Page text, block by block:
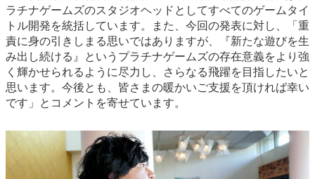
ラチナゲームズのスタジオヘッドとしてすべてのゲームタイ
トル開発を統括しています。また、今回の発表に対し、「重
責に身の引きしまる思いではありますが、『新たな遊びを生
み出し続ける』というプラチナゲームズの存在意義をより強
く輝かせられるように尽力し、さらなる飛躍を目指したいと
思います。今後とも、皆さまの暖かいご支援を頂ければ幸い
です」とコメントを寄せています。